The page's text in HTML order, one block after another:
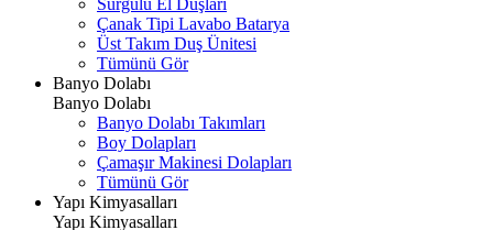
Sürgülü El Duşları
Çanak Tipi Lavabo Batarya
Üst Takım Duş Ünitesi
Tümünü Gör
Banyo Dolabı
Banyo Dolabı
Banyo Dolabı Takımları
Boy Dolapları
Çamaşır Makinesi Dolapları
Tümünü Gör
Yapı Kimyasalları
Yapı Kimyasalları